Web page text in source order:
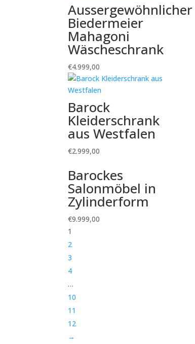
Aussergewöhnlicher
Biedermeier
Mahagoni
Wäscheschrank
€4.999,00
Barock
Kleiderschrank
aus Westfalen
€2.999,00
Barockes
Salonmöbel in
Zylinderform
€9.999,00
1
2
3
4
…
10
11
12
→